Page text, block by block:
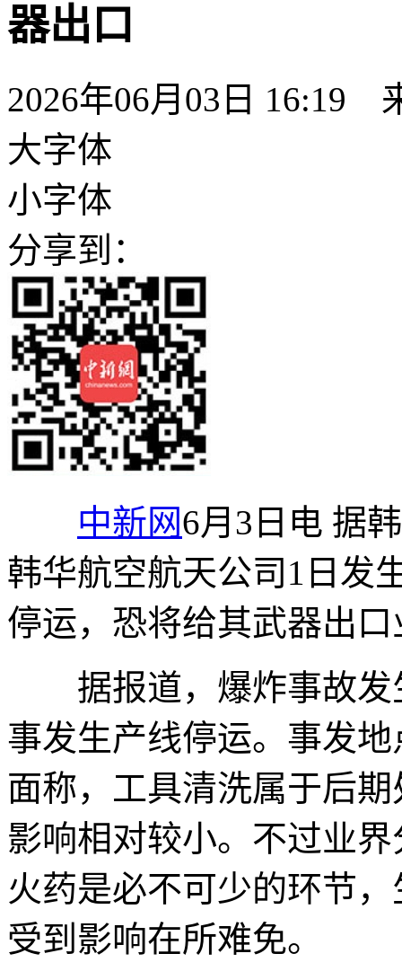
器出口
2026年06月03日 16:19
大字体
小字体
分享到：
中新网6月3日电 据
韩华航空航天公司1日发
停运，恐将给其武器出
据报道，爆炸事故发
事发生产线停运。事发
面称，工具清洗属于后
影响相对较小。不过业
火药是必不可少的环节
受到影响在所难免。